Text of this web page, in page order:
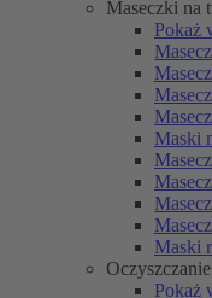
Maseczki na
Pokaż
Maski
Maski
Pokaż